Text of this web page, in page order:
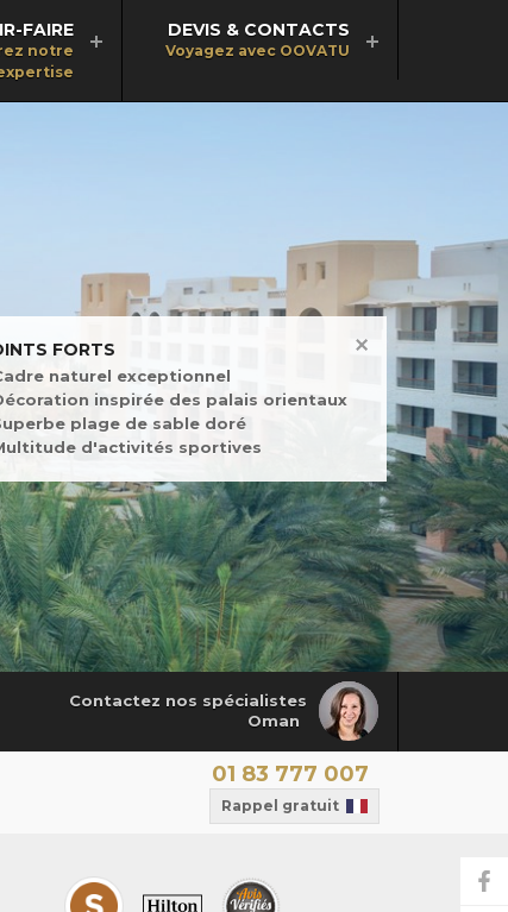
FAIRE
notre
DEVIS & CONTACTS
Voyagez avec OOVATU
FORTS
naturel exceptionnel
inspirée des palais orientaux
plage de sable doré
d'activités sportives
Contactez nos spécialistes
Oman
01 83 777 007
Rappel gratuit